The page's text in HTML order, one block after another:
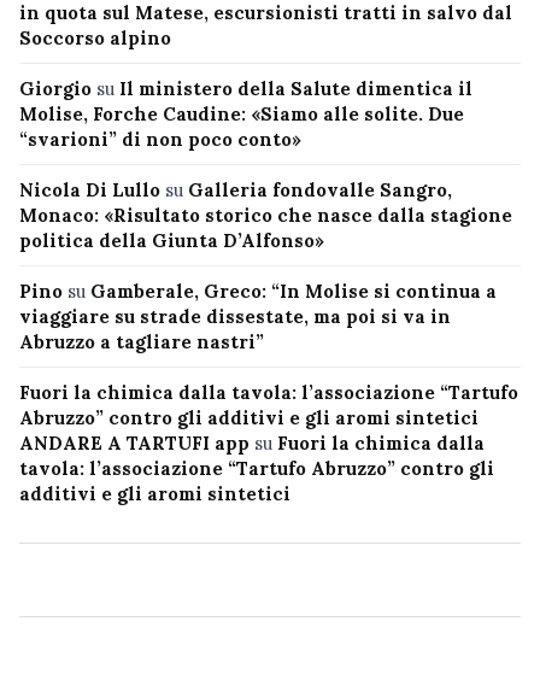
in quota sul Matese, escursionisti tratti in salvo dal
Soccorso alpino
Giorgio su Il ministero della Salute dimentica il
Molise, Forche Caudine: «Siamo alle solite. Due
“svarioni” di non poco conto»
Nicola Di Lullo su Galleria fondovalle Sangro,
Monaco: «Risultato storico che nasce dalla stagione
politica della Giunta D’Alfonso»
Pino su Gamberale, Greco: “In Molise si continua a
viaggiare su strade dissestate, ma poi si va in
Abruzzo a tagliare nastri”
Fuori la chimica dalla tavola: l’associazione “Tartufo
Abruzzo” contro gli additivi e gli aromi sintetici
ANDARE A TARTUFI app su Fuori la chimica dalla
tavola: l’associazione “Tartufo Abruzzo” contro gli
additivi e gli aromi sintetici